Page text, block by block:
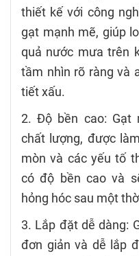
thiết kế với công
gạt mạnh mẽ, giúp
quả nước mưa trên
tầm nhìn rõ ràng và
tiết xấu.
2. Độ bền cao: Gạt
chất lượng, được
mòn và các yếu tố
có độ bền cao và
hỏng hóc sau một
3. Lắp đặt dễ dàng:
đơn giản và dễ lắp